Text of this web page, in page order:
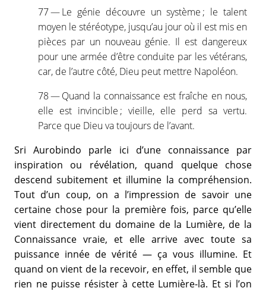
77 — Le génie découvre un système ; le talent
moyen le stéréotype, jusqu’au jour où il est mis en
pièces par un nouveau génie. Il est dangereux
pour une armée d’être conduite par les vétérans,
car, de l’autre côté, Dieu peut mettre Napoléon.
78 — Quand la connaissance est fraîche en nous,
elle est invincible ; vieille, elle perd sa vertu.
Parce que Dieu va toujours de l’avant.
Sri Aurobindo parle ici d’une connaissance par
inspiration ou révélation, quand quelque chose
descend subitement et illumine la compréhension.
Tout d’un coup, on a l’impression de savoir une
certaine chose pour la première fois, parce qu’elle
vient directement du domaine de la Lumière, de la
Connaissance vraie, et elle arrive avec toute sa
puissance innée de vérité — ça vous illumine. Et
quand on vient de la recevoir, en effet, il semble que
rien ne puisse résister à cette Lumière-là. Et si l’on